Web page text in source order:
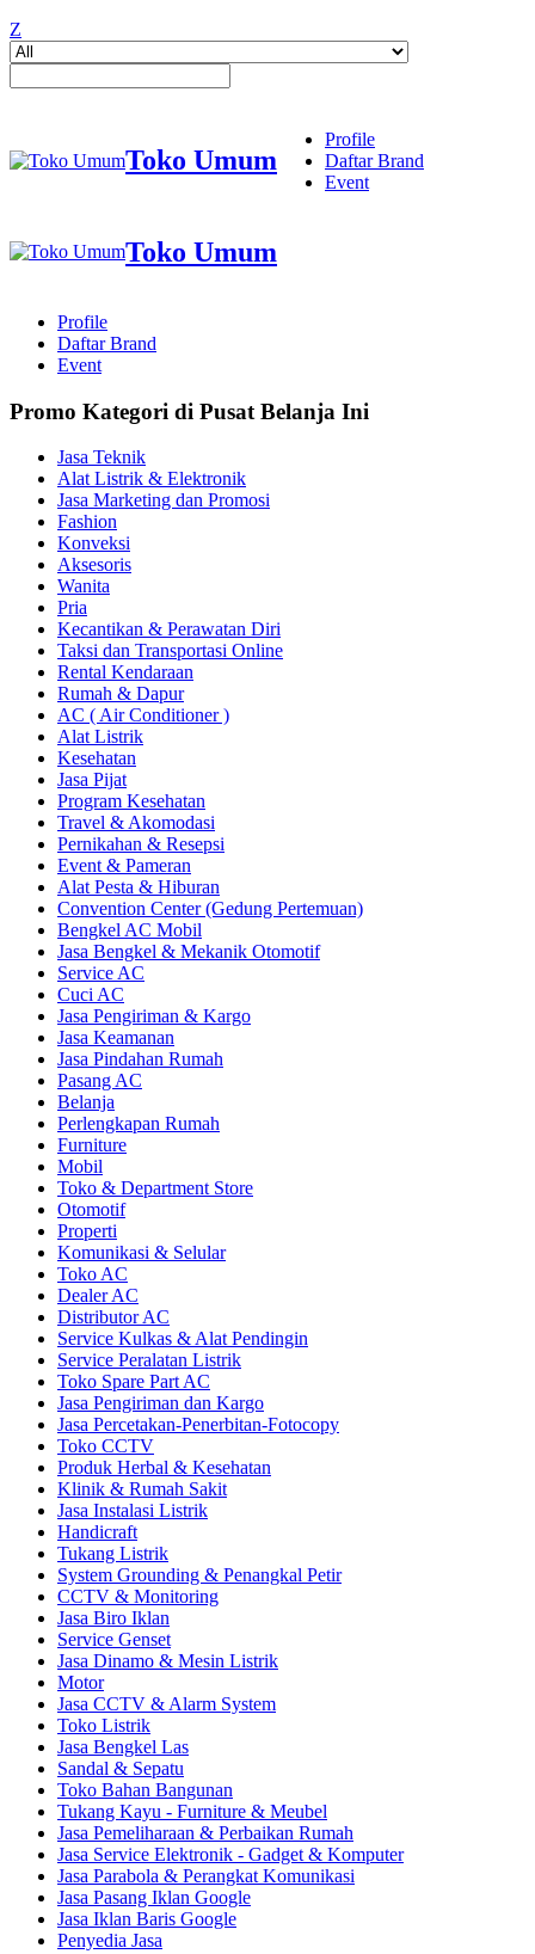
Z
Toko Umum
Profile
Daftar Brand
Event
Toko Umum
Profile
Daftar Brand
Event
Promo Kategori di Pusat Belanja Ini
Jasa Teknik
Alat Listrik & Elektronik
Jasa Marketing dan Promosi
Fashion
Konveksi
Aksesoris
Wanita
Pria
Kecantikan & Perawatan Diri
Taksi dan Transportasi Online
Rental Kendaraan
Rumah & Dapur
AC ( Air Conditioner )
Alat Listrik
Kesehatan
Jasa Pijat
Program Kesehatan
Travel & Akomodasi
Pernikahan & Resepsi
Event & Pameran
Alat Pesta & Hiburan
Convention Center (Gedung Pertemuan)
Bengkel AC Mobil
Jasa Bengkel & Mekanik Otomotif
Service AC
Cuci AC
Jasa Pengiriman & Kargo
Jasa Keamanan
Jasa Pindahan Rumah
Pasang AC
Belanja
Perlengkapan Rumah
Furniture
Mobil
Toko & Department Store
Otomotif
Properti
Komunikasi & Selular
Toko AC
Dealer AC
Distributor AC
Service Kulkas & Alat Pendingin
Service Peralatan Listrik
Toko Spare Part AC
Jasa Pengiriman dan Kargo
Jasa Percetakan-Penerbitan-Fotocopy
Toko CCTV
Produk Herbal & Kesehatan
Klinik & Rumah Sakit
Jasa Instalasi Listrik
Handicraft
Tukang Listrik
System Grounding & Penangkal Petir
CCTV & Monitoring
Jasa Biro Iklan
Service Genset
Jasa Dinamo & Mesin Listrik
Motor
Jasa CCTV & Alarm System
Toko Listrik
Jasa Bengkel Las
Sandal & Sepatu
Toko Bahan Bangunan
Tukang Kayu - Furniture & Meubel
Jasa Pemeliharaan & Perbaikan Rumah
Jasa Service Elektronik - Gadget & Komputer
Jasa Parabola & Perangkat Komunikasi
Jasa Pasang Iklan Google
Jasa Iklan Baris Google
Penyedia Jasa